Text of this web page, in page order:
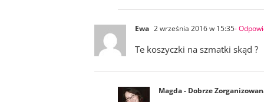
Ewa 2 września 2016 w 15:35-
Te koszyczki na szmatki skąd ?
Magda - Dobrze